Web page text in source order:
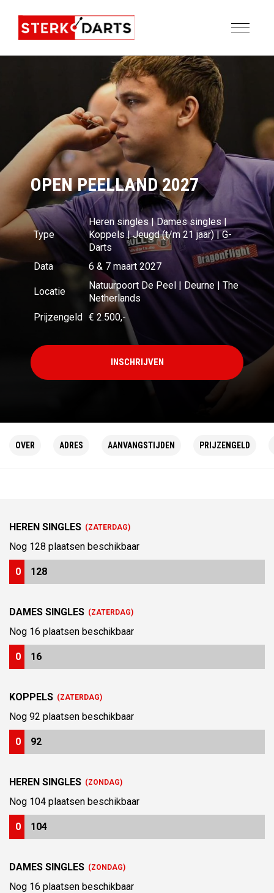
OPEN PEELLAND 2027
Type
Heren singles | Dames singles |
Koppels | Jeugd (t/m 21 jaar) | G-
Darts
Data
6 & 7 maart 2027
Locatie
Natuurpoort De Peel | Deurne | The
Netherlands
Prijzengeld € 2.500,-
INSCHRIJVEN
OVER ADRES AANVANGSTIJDEN PRIJZENGELD
HEREN SINGLES (ZATERDAG)
Nog 128 plaatsen beschikbaar
0 128
DAMES SINGLES (ZATERDAG)
Nog 16 plaatsen beschikbaar
0 16
KOPPELS (ZATERDAG)
Nog 92 plaatsen beschikbaar
0 92
HEREN SINGLES (ZONDAG)
Nog 104 plaatsen beschikbaar
0 104
DAMES SINGLES (ZONDAG)
Nog 16 plaatsen beschikbaar